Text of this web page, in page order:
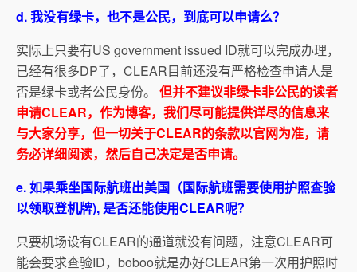
d. 我没有绿卡，也不是公民，到底可以申请么？
实际上只要有US government issued ID就可以完成办理，
已经有很多DP了，CLEAR目前还没有严格检查申请人是
否是绿卡或者公民身份。
但并不建议非绿卡非公民的读者
申请CLEAR，作为博客，我们尽可能提供详尽的信息来
与大家分享，但一切关于CLEAR的条款以官网为准，请
务必详细阅读，然后自己决定是否申请。
e. 如果乘坐国际航班出美国（国际航班需要使用护照查验
以领取登机牌), 是否还能使用CLEAR呢？
只要机场设有CLEAR的通道就没有问题，注意CLEAR可
能会要求查验ID，boboo就是办好CLEAR第一次用护照时